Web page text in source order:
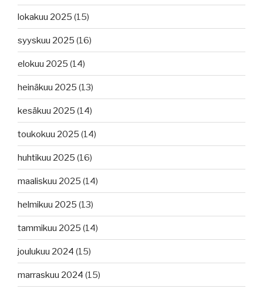
lokakuu 2025 (15)
syyskuu 2025 (16)
elokuu 2025 (14)
heinäkuu 2025 (13)
kesäkuu 2025 (14)
toukokuu 2025 (14)
huhtikuu 2025 (16)
maaliskuu 2025 (14)
helmikuu 2025 (13)
tammikuu 2025 (14)
joulukuu 2024 (15)
marraskuu 2024 (15)